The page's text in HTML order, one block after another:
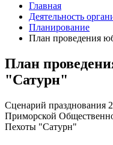
Главная
Деятельность
Планирование
План проведения
План
"Сатурн"
Сценарий празднования
Приморской
Пехоты "Сатурн"